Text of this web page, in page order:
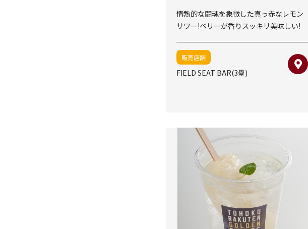
情熱的な闘魂を象徴した真っ赤なレモン
サワー!ベリーが香りスッキリ美味しい!
販売店舗
FIELD SEAT BAR(3塁)